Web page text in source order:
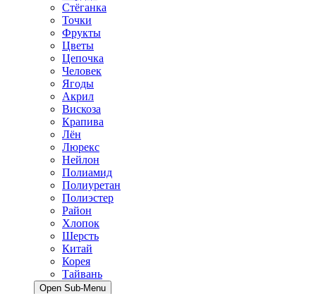
Стёганка
Точки
Фрукты
Цветы
Цепочка
Человек
Ягоды
Акрил
Вискоза
Крапива
Лён
Люрекс
Нейлон
Полиамид
Полиуретан
Полиэстер
Район
Хлопок
Шерсть
Китай
Корея
Тайвань
Open Sub-Menu